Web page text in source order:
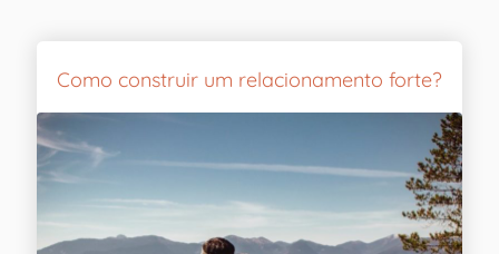
Como construir um relacionamento forte?